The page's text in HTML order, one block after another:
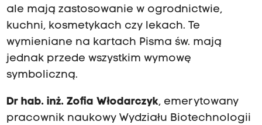
ale mają zastosowanie w ogrodnictwie,
kuchni, kosmetykach czy lekach. Te
wymieniane na kartach Pisma św. mają
jednak przede wszystkim wymowę
symboliczną.
Dr hab. inż. Zofia Włodarczyk, emerytowany
pracownik naukowy Wydziału Biotechnologii